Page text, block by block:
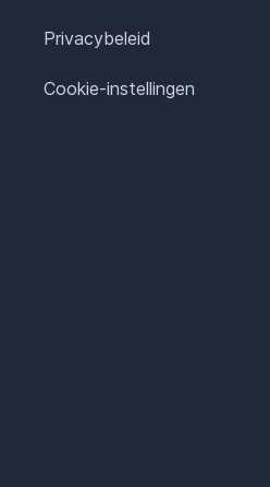
Privacybeleid
Cookie-instellingen